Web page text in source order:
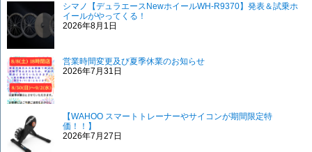
シマノ【デュラエースNewホイールWH-R9370】発表＆試乗ホ
イールがやってくる！
2026年8月1日
営業時間変更及び夏季休業のお知らせ
2026年7月31日
【WAHOO スマートトレーナーやサイコンが期間限定特
価！！】
2026年7月27日